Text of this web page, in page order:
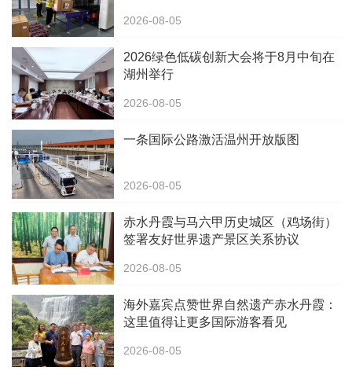
2026-08-05
2026绿色低碳创新大会将于8月中旬在
湖州举行
2026-08-05
一条国际公路激活温州开放版图
2026-08-05
赤水丹霞与马六甲历史城区（鸡场街）
签署友好世界遗产景区关系协议
2026-08-05
海外嘉宾点赞世界自然遗产赤水丹霞：
这里值得让更多国际游客看见
2026-08-05